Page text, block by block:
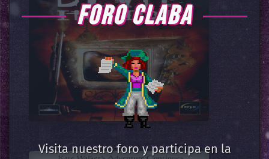
FORO CLABA
Visita nuestro foro y participa en la